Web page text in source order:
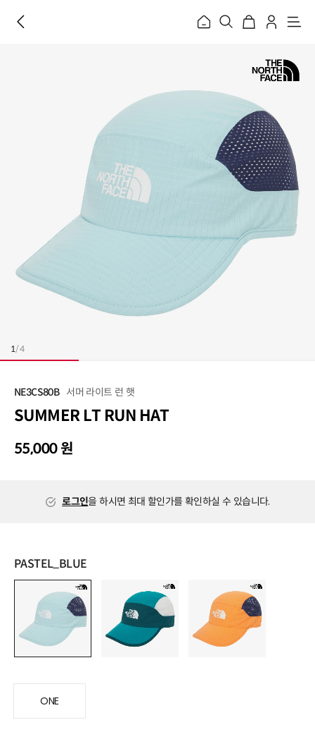
홈
메
1/4
NE3CS80B 서머 라이트 런 햇
SUMMER LT RUN HAT
55,000 원
로그인을 하시면 최대 할인가를 확인하실 수 있습니다.
PASTEL_BLUE
ONE